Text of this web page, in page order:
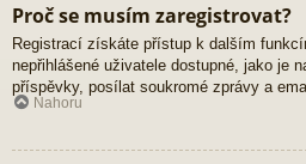
Proč se musím zaregistrovat?
Registrací získáte přístup k dalším
nepřihlášené uživatele dostupné, jako je
příspěvky, posílat soukromé zprávy a
Nahoru